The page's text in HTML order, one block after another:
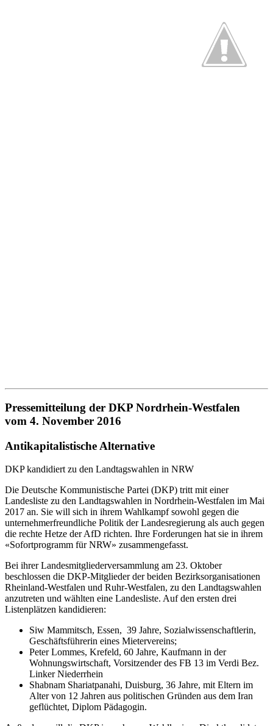
Pressemitteilung der DKP Nordrhein-Westfalen
vom 4. November 2016
Antikapitalistische Alternative
DKP kandidiert zu den Landtagswahlen in NRW
Die Deutsche Kommunistische Partei (DKP) tritt mit einer
Landesliste zu den Landtagswahlen in Nordrhein-Westfalen im Mai
2017 an. Sie will sich in ihrem Wahlkampf sowohl gegen die
unternehmerfreundliche Politik der Landesregierung als auch gegen
die rechte Hetze der AfD richten. Ihre Forderungen hat sie in ihrem
«Sofortprogramm für NRW» zusammengefasst.
Bei ihrer Landesmitgliederversammlung am 23. Oktober
beschlossen die DKP-Mitglieder der beiden Bezirksorganisationen
Rheinland-Westfalen und Ruhr-Westfalen, zu den Landtagswahlen
anzutreten und wählten eine Landesliste. Auf den ersten drei
Listenplätzen kandidieren:
Siw Mammitsch, Essen, 39 Jahre, Sozialwissenschaftlerin,
Geschäftsführerin eines Mietervereins;
Peter Lommes, Krefeld, 60 Jahre, Kaufmann in der
Wohnungswirtschaft, Vorsitzender des FB 13 im Verdi Bez.
Linker Niederrhein
Shabnam Shariatpanahi, Duisburg, 36 Jahre, mit Eltern im
Alter von 12 Jahren aus politischen Gründen aus dem Iran
geflüchtet, Diplom Pädagogin.